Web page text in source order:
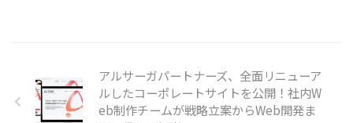
アルサーガパートナーズ、全面リニューア
ルしたコーポレートサイトを公開！社内W
eb制作チームが戦略立案からWeb開発ま